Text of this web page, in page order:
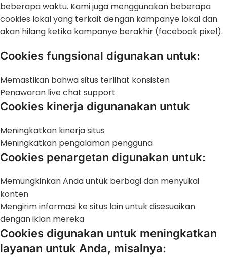
beberapa waktu. Kami juga menggunakan beberapa
cookies lokal yang terkait dengan kampanye lokal dan
akan hilang ketika kampanye berakhir (facebook pixel).
Cookies fungsional digunakan untuk:
Memastikan bahwa situs terlihat konsisten
Penawaran live chat support
Cookies kinerja digunanakan untuk
Meningkatkan kinerja situs
Meningkatkan pengalaman pengguna
Cookies penargetan digunakan untuk:
Memungkinkan Anda untuk berbagi dan menyukai
konten
Mengirim informasi ke situs lain untuk disesuaikan
dengan iklan mereka
Cookies digunakan untuk meningkatkan
layanan untuk Anda, misalnya: